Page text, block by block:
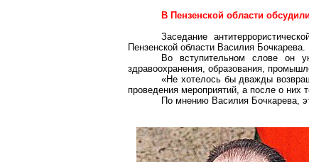
В Пензенской области
Заседание
Пензенской области Василия Бочкарева.
Во вступительном слове он
здравоохранения, образования,
«Не хотелось бы дважды
проведения мероприятий, а после о них
По мнению Василия Бочкарева,